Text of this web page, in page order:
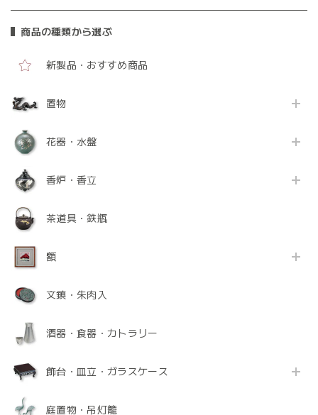
商品の種類から選ぶ
新製品・おすすめ商品
置物
花器・水盤
香炉・香立
茶道具・鉄瓶
額
文鎮・朱肉入
酒器・食器・カトラリー
飾台・皿立・ガラスケース
庭置物・吊灯籠